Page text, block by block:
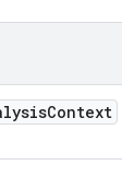
Context